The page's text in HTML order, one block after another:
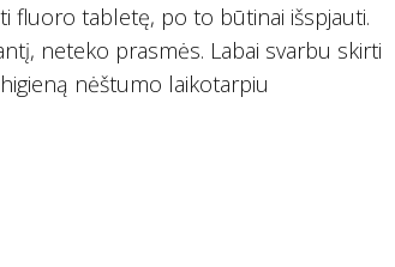
fluoro tabletę, po to būtinai išspjauti.
neteko prasmės. Labai svarbu skirti
nėštumo laikotarpiu